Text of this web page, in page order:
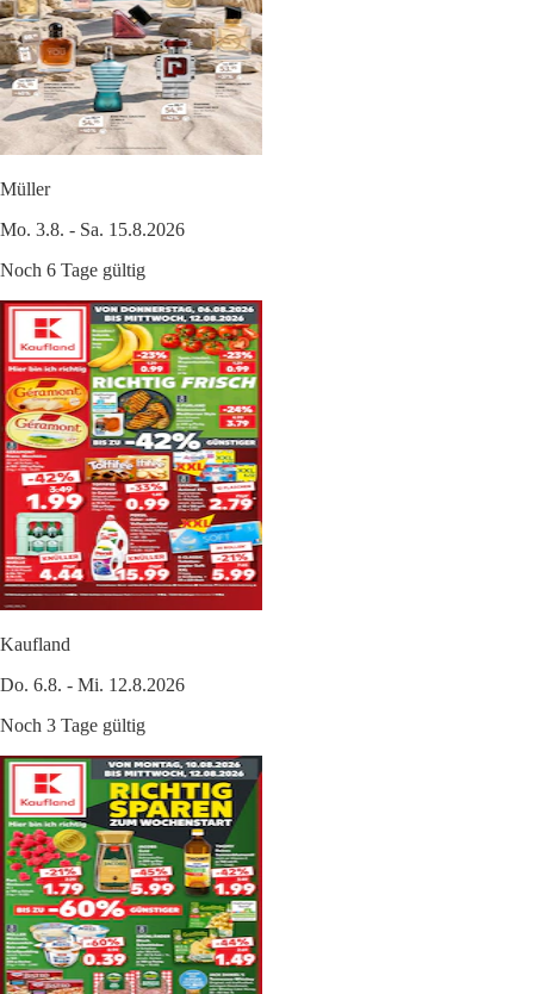
Müller
Mo. 3.8. - Sa. 15.8.2026
Noch 6 Tage gültig
Kaufland
Do. 6.8. - Mi. 12.8.2026
Noch 3 Tage gültig